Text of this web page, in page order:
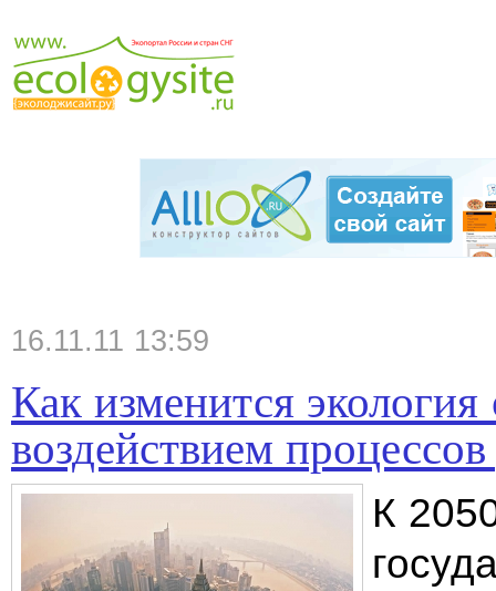
16.11.11 13:59
Как изменится
воздействием
К